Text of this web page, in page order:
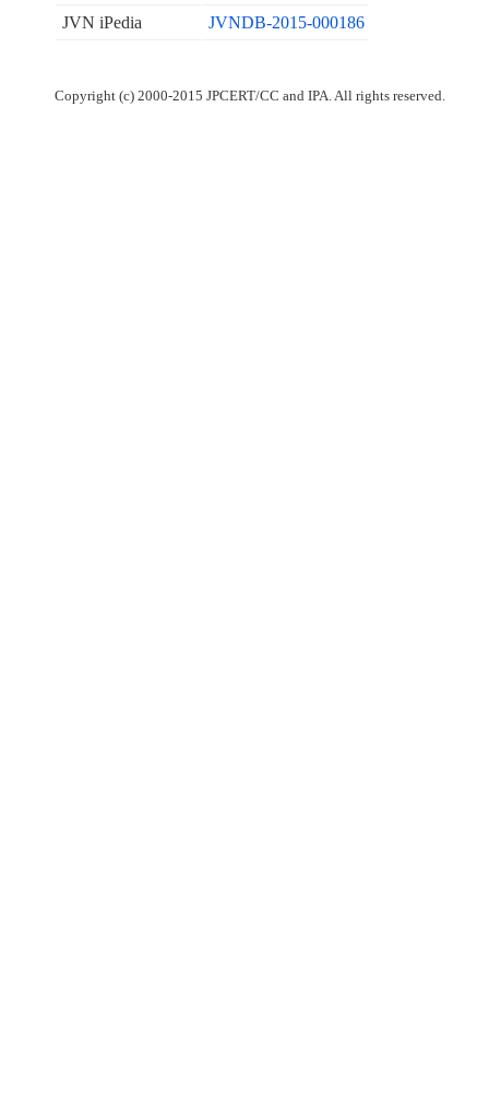
JVN iPedia
JVNDB-2015-000186
Copyright (c) 2000-2015 JPCERT/CC and IPA. All rights reserved.